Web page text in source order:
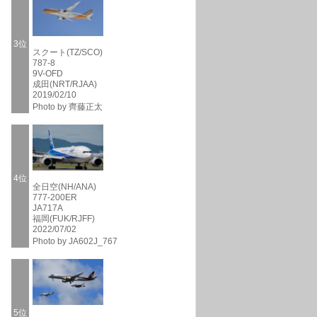
3位
スクート(TZ/SCO)
787-8
9V-OFD
成田(NRT/RJAA)
2019/02/10
Photo by 齊藤正太
4位
全日空(NH/ANA)
777-200ER
JA717A
福岡(FUK/RJFF)
2022/07/02
Photo by JA602J_767
5位